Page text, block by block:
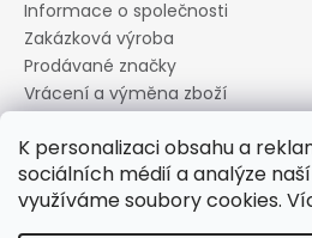
K personalizaci obsahu a
sociálních médií a analýze
využíváme soubory cookies.
Informace o společnosti
Zakázková výroba
Prodávané značky
Vrácení a výměna zboží
Informace o souborech cookies
Reklamační řád
Obchodní podmínky